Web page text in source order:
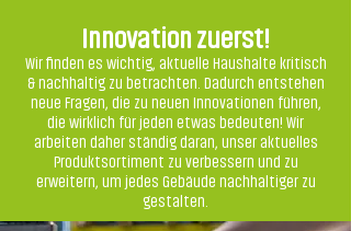
Innovation zuerst!
Wir finden es wichtig, aktuelle Haushalte kritisch
& nachhaltig zu betrachten. Dadurch entstehen
neue Fragen, die zu neuen Innovationen führen,
die wirklich für jeden etwas bedeuten! Wir
arbeiten daher ständig daran, unser aktuelles
Produktsortiment zu verbessern und zu
erweitern, um jedes Gebäude nachhaltiger zu
gestalten.